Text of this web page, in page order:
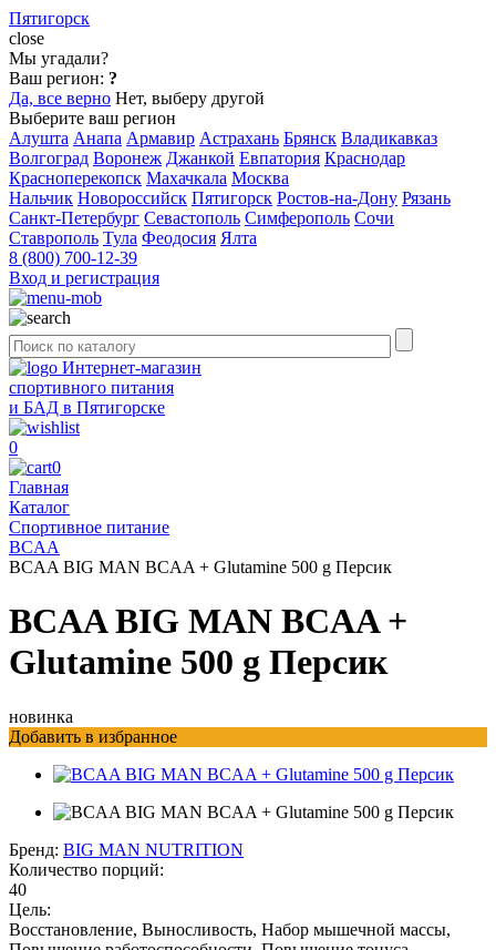
Пятигорск
close
Мы угадали?
Ваш регион: ?
Да, все верно Нет, выберу другой
Выберите ваш регион
Алушта Анапа Армавир Астрахань Брянск Владикавказ
Волгоград Воронеж Джанкой Евпатория Краснодар
Красноперекопск Махачкала Москва
Нальчик Новороссийск Пятигорск Ростов-на-Дону Рязань
Санкт-Петербург Севастополь Симферополь Сочи
Ставрополь Тула Феодосия Ялта
8 (800) 700-12-39
Вход и регистрация
Интернет-магазин
спортивного питания
и БАД в Пятигорске
0
0
Главная
Каталог
Спортивное питание
BCAA
BCAA BIG MAN BCAA + Glutamine 500 g Персик
BCAA BIG MAN BCAA +
Glutamine 500 g Персик
новинка
Добавить в избранное
Бренд: BIG MAN NUTRITION
Количество порций:
40
Цель:
Восстановление, Выносливость, Набор мышечной массы,